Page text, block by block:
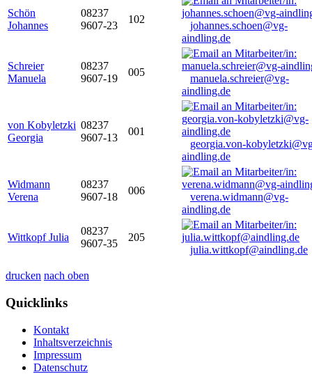
Schön
Johannes
08237
9607-23
102
johannes.schoen@vg-
aindling.de
Schreier
Manuela
08237
9607-19
005
manuela.schreier@vg-
aindling.de
von Kobyletzki
Georgia
08237
9607-13
001
georgia.von-
aindling.de
Widmann
Verena
08237
9607-18
006
verena.widmann@vg-
aindling.de
Wittkopf Julia
08237
9607-35
205
julia.wittkopf@aindling.de
drucken nach oben
Quicklinks
Kontakt
Inhaltsverzeichnis
Impressum
Datenschutz